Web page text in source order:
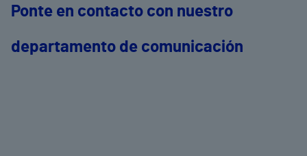
Ponte en contacto con nuestro
departamento de comunicación